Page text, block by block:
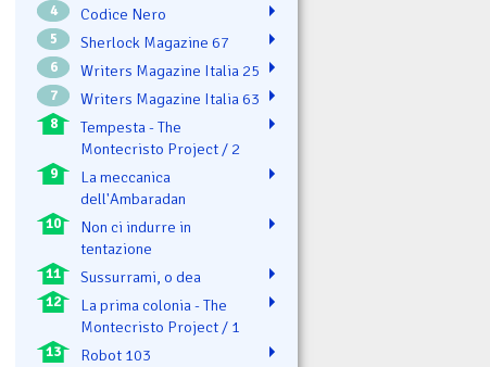
4 Codice Nero
5 Sherlock Magazine 67
6 Writers Magazine Italia 25
7 Writers Magazine Italia 63
8
Tempesta - The
Montecristo Project / 2
9
La meccanica
dell'Ambaradan
10
Non ci indurre in
tentazione
11 Sussurrami, o dea
12
La prima colonia - The
Montecristo Project / 1
13 Robot 103